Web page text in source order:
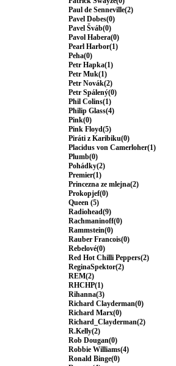
Paul de Senneville(2)
Pavel Dobes(0)
Pavel Šváb(0)
Pavol Habera(0)
Pearl Harbor(1)
Peha(0)
Petr Hapka(1)
Petr Muk(1)
Petr Novák(2)
Petr Spálený(0)
Phil Colins(1)
Philip Glass(4)
Pink(0)
Pink Floyd(5)
Piráti z Karibiku(0)
Placidus von Camerloher(1)
Plumb(0)
Pohádky(2)
Premier(1)
Princezna ze mlejna(2)
Prokopjef(0)
Queen (5)
Radiohead(9)
Rachmaninoff(0)
Rammstein(0)
Rauber Francois(0)
Rebelové(0)
Red Hot Chilli Peppers(2)
ReginaSpektor(2)
REM(2)
RHCHP(1)
Rihanna(3)
Richard Clayderman(0)
Richard Marx(0)
Richard_Clayderman(2)
R.Kelly(2)
Rob Dougan(0)
Robbie Williams(4)
Ronald Binge(0)